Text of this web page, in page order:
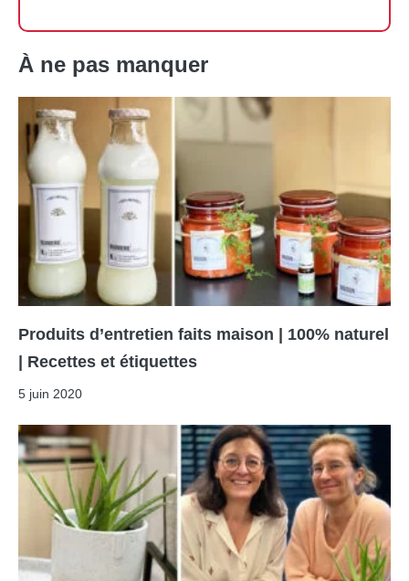
À ne pas manquer
Produits d’entretien faits maison | 100% naturel
| Recettes et étiquettes
5 juin 2020